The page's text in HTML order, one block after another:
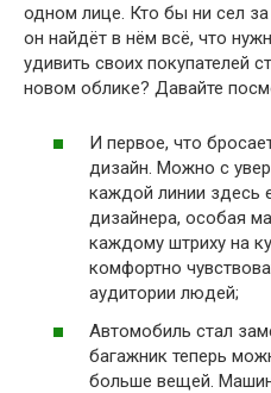
одном лице. Кто бы ни сел
он найдёт в нём всё, что
удивить своих покупателей
новом облике? Давайте
И первое, что
дизайн. Можно с
каждой линии здесь
дизайнера, особая
каждому штриху на
комфортно
аудитории людей;
Автомобиль стал
багажник теперь
больше вещей.